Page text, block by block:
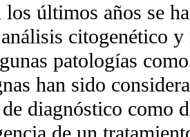
últimos años se
citogenético
patologías
han sido
diagnóstico como